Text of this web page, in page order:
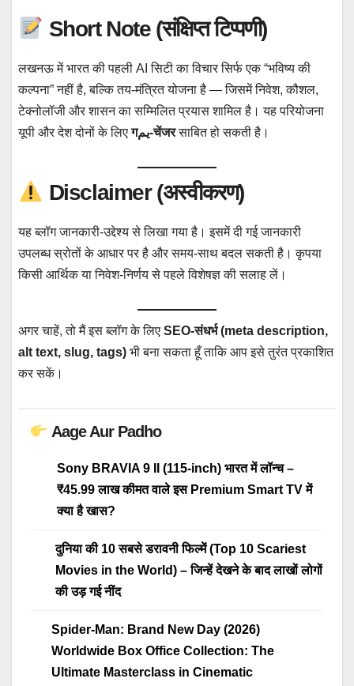
Short Note (संक्षिप्त टिप्पणी)
लखनऊ में भारत की पहली AI सिटी का विचार सिर्फ एक “भविष्य की
कल्पना” नहीं है, बल्कि तय-मंत्रित योजना है — जिसमें निवेश, कौशल,
टेक्नोलॉजी और शासन का सम्मिलित प्रयास शामिल है। यह परियोजना
यूपी और देश दोनों के लिए
गیم-चेंजरसाबित हो सकती है।
Disclaimer (अस्वीकरण)
यह ब्लॉग जानकारी-उद्देश्य से लिखा गया है। इसमें दी गई जानकारी
उपलब्ध स्रोतों के आधार पर है और समय-साथ बदल सकती है। कृपया
किसी आर्थिक या निवेश-निर्णय से पहले विशेषज्ञ की सलाह लें।
अगर चाहें, तो मैं इस ब्लॉग के लिए SEO-संधर्भ (meta description,
alt text, slug, tags) भी बना सकता हूँ ताकि आप इसे तुरंत प्रकाशित
कर सकें।
Aage Aur Padho
Sony BRAVIA 9 II (115-inch) भारत में लॉन्च –
₹45.99 लाख कीमत वाले इस Premium Smart TV में
क्या है खास?
दुनिया की 10 सबसे डरावनी फिल्में (Top 10 Scariest
Movies in the World) – जिन्हें देखने के बाद लाखों लोगों
की उड़ गई नींद
Spider-Man: Brand New Day (2026)
Worldwide Box Office Collection: The
Ultimate Masterclass in Cinematic